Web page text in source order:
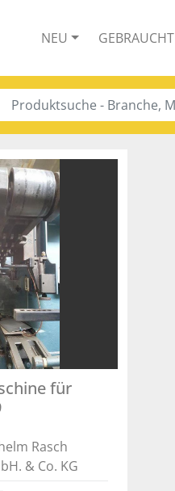
NEU GEBRAUCHT
für
Rasch
& Co. KG